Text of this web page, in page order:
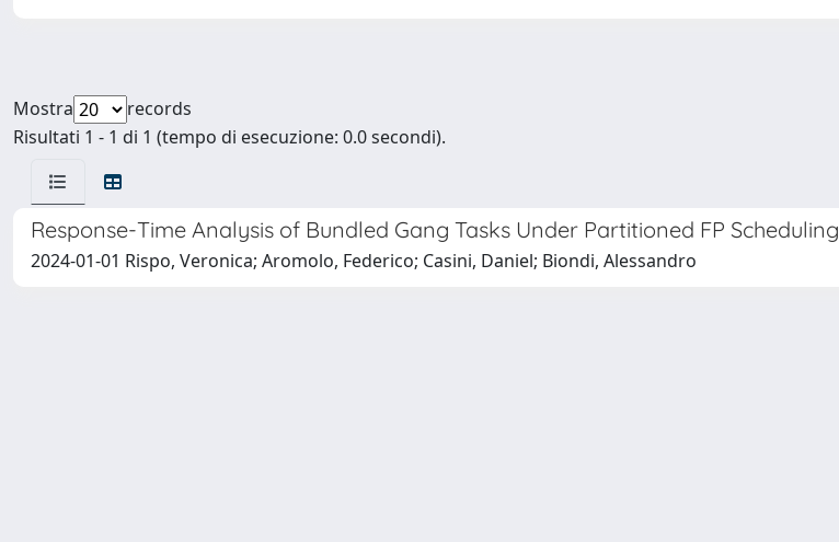
Mostra
records
Risultati 1 - 1 di 1 (tempo di esecuzione: 0.0 secondi).
Response-Time Analysis of Bundled Gang Tasks Under Partitioned FP Scheduling
2024-01-01 Rispo, Veronica; Aromolo, Federico; Casini, Daniel; Biondi, Alessandro